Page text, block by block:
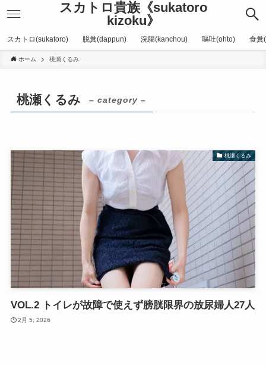
スカトロ貴族《sukatoro
kizoku》
スカトロ(sukatoro) 脱糞(dappun) 浣腸(kanchou) 嘔吐(ohto) 食糞
ホーム 桃瀬くるみ
桃瀬くるみ – category –
桃瀬くるみ
VOL.2 トイレが故障で使えず膀胱限界の放尿婦人27人
2月 5, 2026